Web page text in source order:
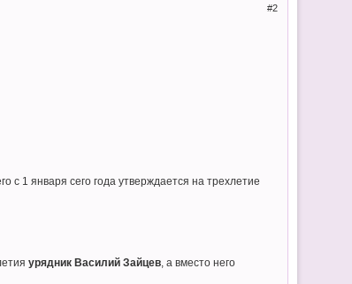
2
с 1 января сего года утверждается на трехлетие
урядник Василий Зайцев , а вместо него